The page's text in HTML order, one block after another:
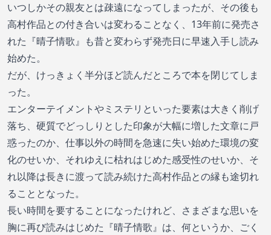
いつしかその親友とは疎遠になってしまったが、その後も
高村作品との付き合いは変わることなく、13年前に発売さ
れた『晴子情歌』も昔と変わらず発売日に早速入手し読み
始めた。
だが、けっきょく半分ほど読んだところで本を閉じてしま
った。
エンターテイメントやミステリといった要素は大きく削げ
落ち、硬質でどっしりとした印象が大幅に増した文章に戸
惑ったのか、仕事以外の時間を急速に失い始めた環境の変
化のせいか、それゆえに枯れはじめた感受性のせいか、そ
れ以降は長きに渡って読み続けた高村作品との縁も途切れ
ることとなった。
長い時間を要することになったけれど、さまざまな思いを
胸に再び読みはじめた『晴子情歌』は、何というか、ごく